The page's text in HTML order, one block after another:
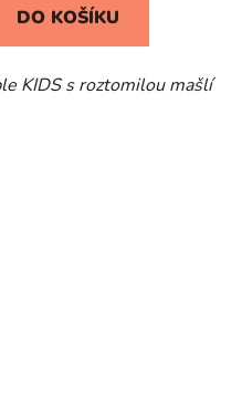
DO KOŠÍKU
KIDS s roztomilou mašlí